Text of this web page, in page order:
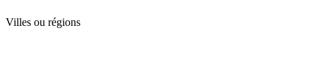
Villes ou régions